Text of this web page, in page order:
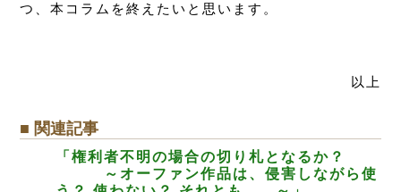
つ、本コラムを終えたいと思います。
以上
■ 関連記事
「権利者不明の場合の切り札となるか？
～オーファン作品は、侵害しながら使